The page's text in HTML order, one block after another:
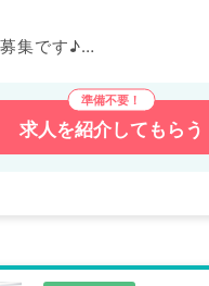
集です♪
求人を紹介してもらう